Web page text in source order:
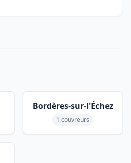
Bordères-sur-l'Échez
1 couvreurs